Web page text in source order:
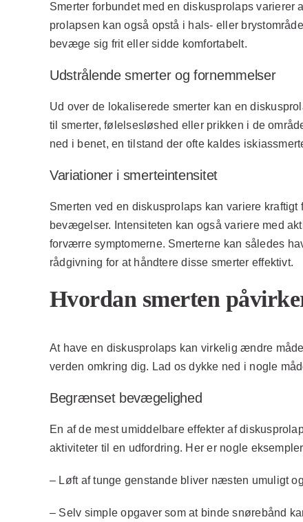
Smerter forbundet med en diskusprolaps
prolapsen kan også opstå i hals- eller
bevæge sig frit eller sidde komfortabelt.
Udstrålende smerter og fornemmelser
Ud over de lokaliserede smerter kan en
til smerter, følelsesløshed eller prikken i de
ned i benet, en tilstand der ofte kaldes
Variationer i smerteintensitet
Smerten ved en diskusprolaps kan variere
bevægelser. Intensiteten kan også variere med
forværre symptomerne. Smerterne kan således
rådgivning for at håndtere disse smerter effektivt.
Hvordan smerten
At have en diskusprolaps kan virkelig ændre
verden omkring dig. Lad os dykke ned i nogle
Begrænset bevægelighed
En af de mest umiddelbare effekter af
aktiviteter til en udfordring. Her er nogle
– Løft af tunge genstande bliver næsten umuligt
– Selv simple opgaver som at binde snørebånd